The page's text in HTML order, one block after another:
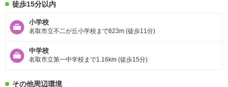
徒歩15分以内
小学校
名取市立不二が丘小学校まで823m (徒歩11分)
中学校
名取市立第一中学校まで1.16km (徒歩15分)
その他周辺環境